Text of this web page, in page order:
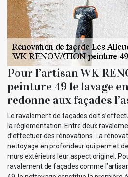
Pour l’artisan WK
peinture 49 le lavage
redonne aux façades
Le ravalement de façades doit
la réglementation. Entre deux
d’effectuer des rénovations. La
nettoyage en profondeur qui permet
murs extérieurs leur aspect originel.
ravalement de façades comme